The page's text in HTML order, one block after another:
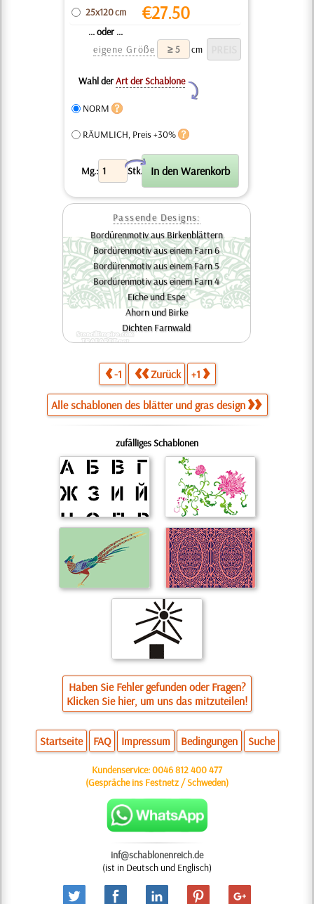
25x120 cm €27.50
... oder ...
eigene Größe
cm
Wahl derArt der Schablone
Y
NORM
RÄUMLICH, Preis +30%
Mg.: Stk.
X
Passende Designs:
Bordürenmotiv aus Birkenblättern
Bordürenmotiv aus einem Farn 6
Bordürenmotiv aus einem Farn 5
Bordürenmotiv aus einem Farn 4
Eiche und Espe
Ahorn und Birke
Dichten Farnwald
-1 Zurück +1
Alle schablonen des blätter und gras design
zufälliges Schablonen
Haben Sie Fehler gefunden oder Fragen?
Klicken Sie hier, um uns das mitzuteilen!
Startseite FAQ Impressum Bedingungen Suche
Kundenservice:0046 812 400 477
(Gespräche ins Festnetz / Schweden)
inf@schablonenreich.de
(ist in Deutsch und Englisch)